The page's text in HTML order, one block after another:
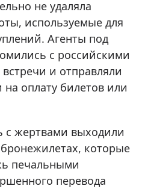
не удаляла
используемые для
Агенты под
с российскими
и отправляли
оплату билетов или
с жертвами выходили
которые
печальными
перевода